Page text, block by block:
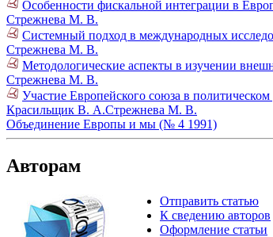
Особенности фискальной интеграции в
Стрежнева М. В.
Системный подход в международных
Стрежнева М. В.
Методологические аспекты в изучении
Стрежнева М. В.
Участие Европейского союза в
Красильщик В. А.Стрежнева М. В.
Объединение Европы и мы (№ 4 1991)
Авторам
Отправить статью
К сведению авторов
Оформление статьи